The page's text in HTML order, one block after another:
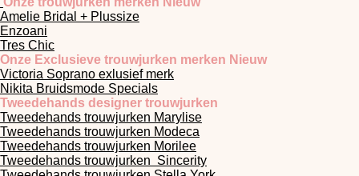
Amelie Bridal + Plussize
Enzoani
Tres Chic
Onze Exclusieve trouwjurken merken Nieuw
Victoria Soprano exlusief merk
Nikita Bruidsmode Specials
Tweedehands designer trouwjurken
Tweedehands trouwjurken Marylise
Tweedehands trouwjurken Modeca
Tweedehands trouwjurken Morilee
Tweedehands trouwjurken Sincerity